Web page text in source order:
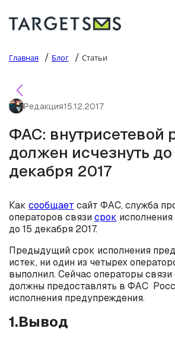
Главная / Блог / Статьи
Редакция15.12.2017
ФАС: внутрисетевой
должен исчезнуть до
декабря 2017
Как сообщает сайт ФАС, служба
операторов связисрок
до 15 декабря 2017.
Предыдущий срок исполнения
истек, ни один из четырех
выполнил. Сейчас операторы
должны предоставлять в ФАС
исполнения предупреждения.
1.Вывод